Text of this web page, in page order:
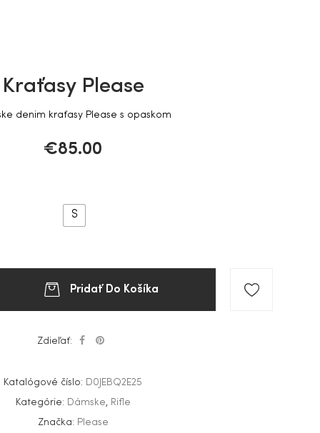
Kraťasy Please
denim kraťasy Please s opaskom
€85.00
S
Pridať Do Košíka
Zdieľať:
Katalógové číslo: D0JEBQ2E25
Kategórie: Dámske
Rifle
Značka: Please